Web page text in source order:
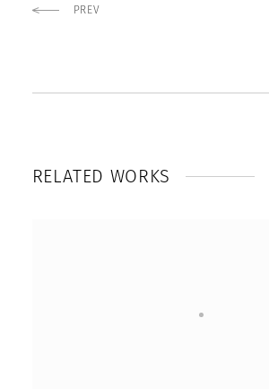
PREV
RELA T ED WO R KS